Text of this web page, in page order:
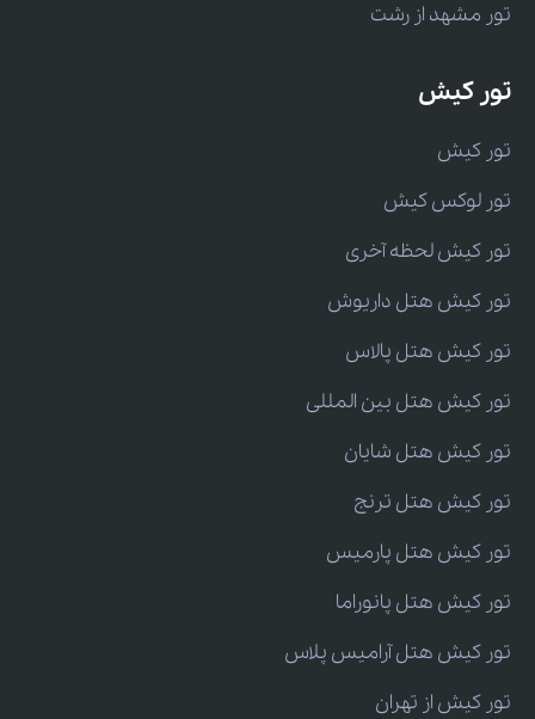
تور مشهد از رشت
تور کیش
تور کیش
تور لوکس کیش
تور کیش لحظه آخری
تور کیش هتل داریوش
تور کیش هتل پالاس
تور کیش هتل بین المللی
تور کیش هتل شایان
تور کیش هتل ترنج
تور کیش هتل پارمیس
تور کیش هتل پانوراما
تور کیش هتل آرامیس پلاس
تور کیش از تهران